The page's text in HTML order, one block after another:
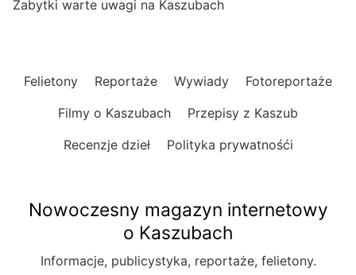
Zabytki warte uwagi na Kaszubach
Felietony Reportaże Wywiady
Fotoreportaże
Filmy o Kaszubach
Przepisy z Kaszub
Recenzje dzieł
Polityka prywatnośći
Nowoczesny magazyn internetowy
o Kaszubach
Informacje, publicystyka, reportaże, felietony.